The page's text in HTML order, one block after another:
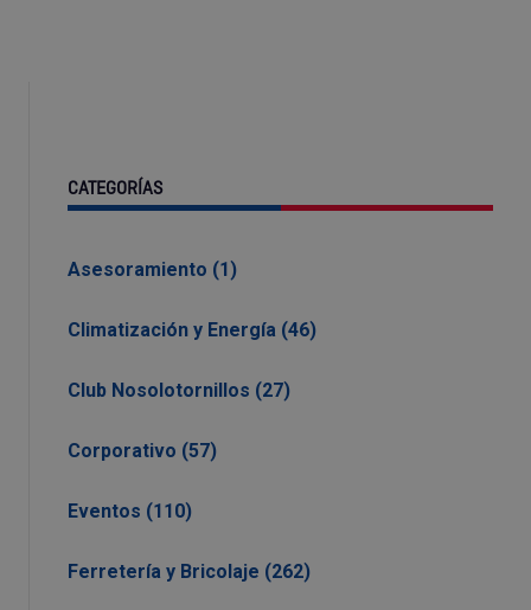
CATEGORÍAS
Asesoramiento (1)
Climatización y Energía (46)
Club Nosolotornillos (27)
Corporativo (57)
Eventos (110)
Ferretería y Bricolaje (262)